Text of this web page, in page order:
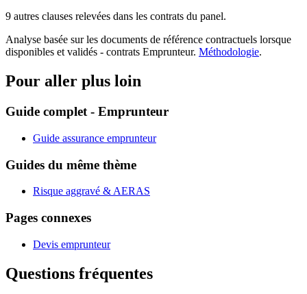
9 autres clauses relevées dans les contrats du panel.
Analyse basée sur les documents de référence contractuels lorsque
disponibles et validés - contrats Emprunteur. Méthodologie.
Pour aller plus loin
Guide complet - Emprunteur
Guide assurance emprunteur
Guides du même thème
Risque aggravé & AERAS
Pages connexes
Devis emprunteur
Questions fréquentes